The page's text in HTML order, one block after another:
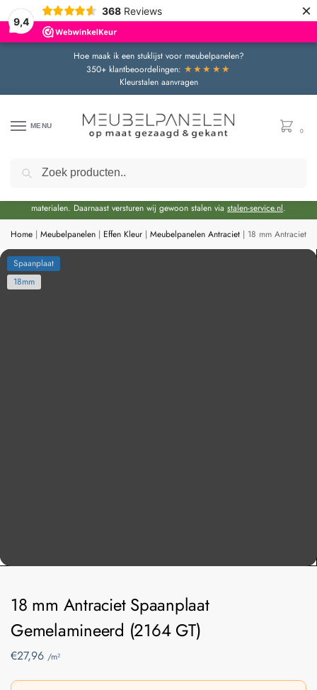
9,4
368 Reviews ×
Hoe maak ik een stuklijst voor meubelpanelen?
350+ klantbeoordelingen: ★★★★★
Kleurstalen aanvragen
MENU
0
Door de bouwvakperiode geldt momenteel een extra levertijd van circa 3 weken
materialen. Daarnaast versturen wij gewoon stalen via stalen-service.nl.
Home | Meubelpanelen | Effen Kleur | Meubelpanelen Antraciet | 18 mm Antraciet
Spaanplaat
18mm
18 mm Antraciet Spaanplaat
Gemelamineerd (2164 GT)
€27,96 /m²